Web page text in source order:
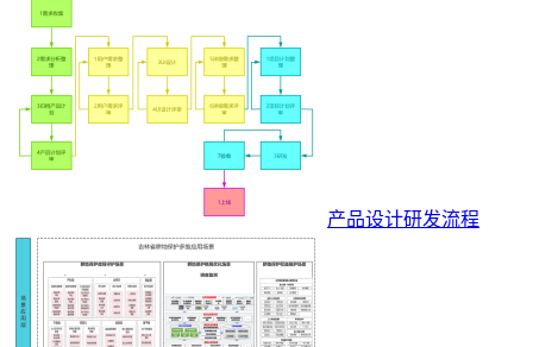
产品设计研发流程